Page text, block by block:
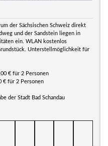
der Sächsischen Schweiz direkt
und der Sandstein liegen in
ein. WLAN kostenlos
Unterstellmöglichkeit für
€ für 2 Personen
€ für 2 Personen
der Stadt Bad Schandau